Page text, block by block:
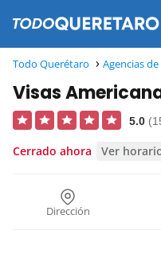
Todo Querétaro Agencias
Visas
5.0
Cerrado ahora Ver
Dirección